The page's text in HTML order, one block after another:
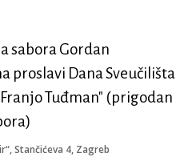
sabora Gordan
proslavi Dana Sveučilišta
Tuđman" (prigodan
Stančićeva 4, Zagreb